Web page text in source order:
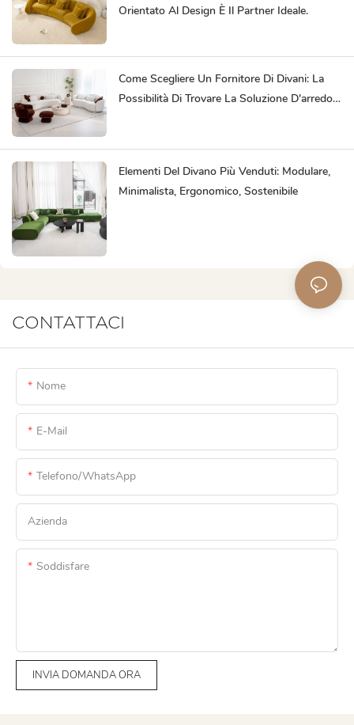
Orientato Al Design È Il Partner Ideale.
Come Scegliere Un Fornitore Di Divani: La
Possibilità Di Trovare La Soluzione D'arredo
Elementi Del Divano Più Venduti: Modulare,
Minimalista, Ergonomico, Sostenibile
CONTATTACI
Nome
E-Mail
Telefono/WhatsApp
Azienda
Soddisfare
INVIA DOMANDA ORA